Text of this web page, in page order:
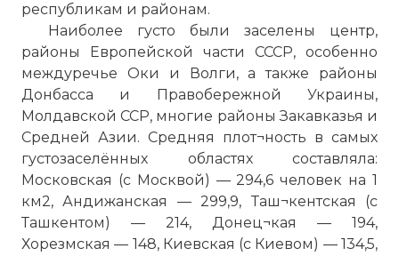
республикам и районам.
Наиболее густо были заселены центр,
районы Европейской части СССР, особенно
междуречье Оки и Волги, а также районы
Донбасса и Правобережной Украины,
Молдавской ССР, многие районы Закавказья и
Средней Азии. Средняя плот¬ность в самых
густозаселённых областях составляла:
Московская (с Москвой) — 294,6 человек на 1
км2, Андижанская — 299,9, Таш¬кентская (с
Ташкентом) — 214, Донец¬кая — 194,
Хорезмская — 148, Киевская (с Киевом) — 134,5,